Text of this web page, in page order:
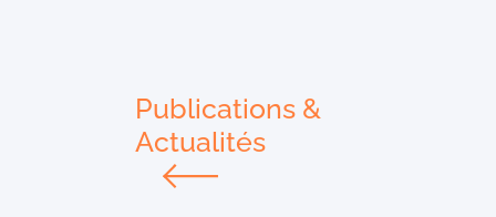
Publications &
Actualités